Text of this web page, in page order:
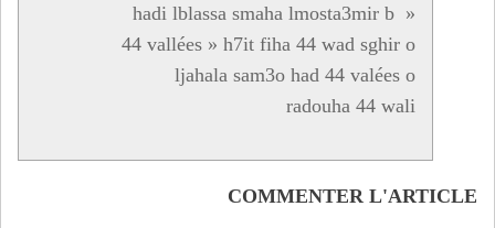
hadi lblassa smaha lmosta3mir b »
44 vallées » h7it fiha 44 wad sghir o
ljahala sam3o had 44 valées o
radouha 44 wali
COMMENTER L'ARTICLE